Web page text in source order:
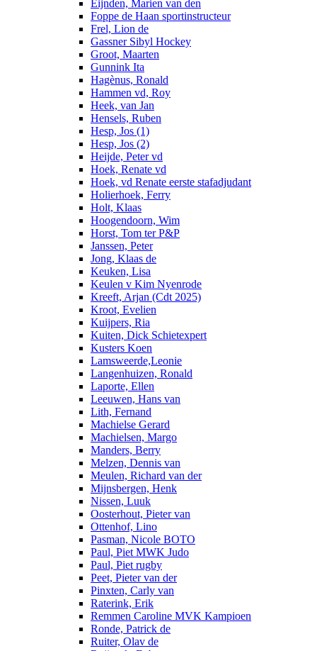
Eijnden, Marien van den
Foppe de Haan sportinstructeur
Frel, Lion de
Gassner Sibyl Hockey
Groot, Maarten
Gunnink Ita
Hagènus, Ronald
Hammen vd, Roy
Heek, van Jan
Hensels, Ruben
Hesp, Jos (1)
Hesp, Jos (2)
Heijde, Peter vd
Hoek, Renate vd
Hoek, vd Renate eerste stafadjudant
Holierhoek, Ferry
Holt, Klaas
Hoogendoorn, Wim
Horst, Tom ter P&P
Janssen, Peter
Jong, Klaas de
Keuken, Lisa
Keulen v Kim Nyenrode
Kreeft, Arjan (Cdt 2025)
Kroot, Evelien
Kuijpers, Ria
Kuiten, Dick Schietexpert
Kusters Koen
Lamsweerde,Leonie
Langenhuizen, Ronald
Laporte, Ellen
Leeuwen, Hans van
Lith, Fernand
Machielse Gerard
Machielsen, Margo
Manders, Berry
Melzen, Dennis van
Meulen, Richard van der
Mijnsbergen, Henk
Nissen, Luuk
Oosterhout, Pieter van
Ottenhof, Lino
Pasman, Nicole BOTO
Paul, Piet MWK Judo
Paul, Piet rugby
Peet, Pieter van der
Pinxten, Carly van
Raterink, Erik
Remmen Caroline MVK Kampioen
Ronde, Patrick de
Ruiter, Olav de